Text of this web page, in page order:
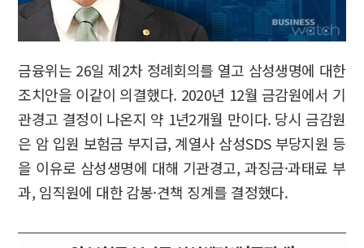
금융위는 26일 제2차 정례회의를 열고 삼성생명에 대한
조치안을 이같이 의결했다. 2020년 12월 금감원에서 기
관경고 결정이 나온지 약 1년2개월 만이다. 당시 금감원
은 암 입원 보험금 부지급, 계열사 삼성SDS 부당지원 등
을 이유로 삼성생명에 대해 기관경고, 과징금·과태료 부
과, 임직원에 대한 감봉·견책 징계를 결정했다.